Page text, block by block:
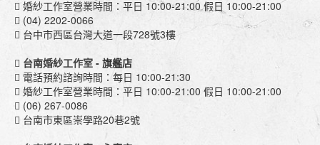
婚紗工作室營業時間：平日 10:00-21:00 假日 10:00-21:00
(04) 2202-0066
台中市西區台灣大道一段728號3樓
台南婚紗工作室 - 旗艦店
電話預約諮詢時間：每日 10:00-21:30
婚紗工作室營業時間：平日 10:00-21:00 假日 10:00-21:00
(06) 267-0086
台南市東區崇學路20巷2號